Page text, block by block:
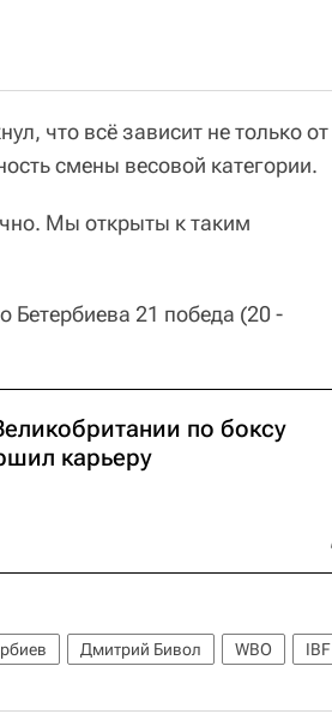
что всё зависит не только от
смены весовой категории.
Мы открыты к таким
Бетербиева 21 победа (20 -
по боксу
карьеру
Дмитрий Бивол WBO
IBF